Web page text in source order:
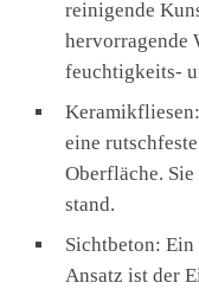
reinigende
hervorragende
feuchtigkeits-
eine
Oberfläche.
stand.
Sichtbeton:
Ansatz ist der